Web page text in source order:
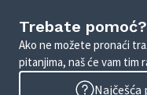
Trebate pomoć?
Ako ne možete pronaći
pitanjima, naš će vam tim